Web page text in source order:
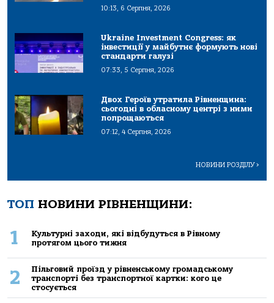
10:13, 6 Серпня, 2026
Ukraine Investment Congress: як
інвестиції у майбутнє формують нові
стандарти галузі
07:33, 5 Серпня, 2026
Двох Героїв утратила Рівненщина:
сьогодні в обласному центрі з ними
попрощаються
07:12, 4 Серпня, 2026
НОВИНИ РОЗДІЛУ>
ТОП НОВИНИ РІВНЕНЩИНИ:
1
Культурні заходи, які відбудуться в Рівному
протягом цього тижня
2
Пільговий проїзд у рівненському громадському
транспорті без транспортної картки: кого це
стосується